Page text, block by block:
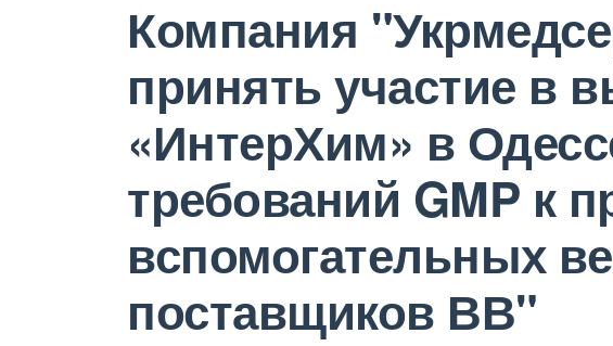
Компания
принять участие в
«ИнтерХим» в
требований GMP к
вспомогательных
поставщиков ВВ"